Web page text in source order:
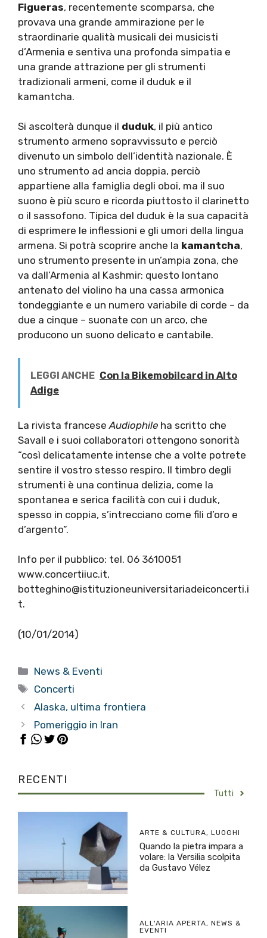
Figueras, recentemente scomparsa, che
provava una grande ammirazione per le
straordinarie qualità musicali dei musicisti
d’Armenia e sentiva una profonda simpatia e
una grande attrazione per gli strumenti
tradizionali armeni, come il duduk e il
kamantcha.
Si ascolterà dunque il duduk, il più antico
strumento armeno sopravvissuto e perciò
divenuto un simbolo dell’identità nazionale. È
uno strumento ad ancia doppia, perciò
appartiene alla famiglia degli oboi, ma il suo
suono è più scuro e ricorda piuttosto il clarinetto
o il sassofono. Tipica del duduk è la sua capacità
di esprimere le inflessioni e gli umori della lingua
armena. Si potrà scoprire anche la kamantcha,
uno strumento presente in un’ampia zona, che
va dall’Armenia al Kashmir: questo lontano
antenato del violino ha una cassa armonica
tondeggiante e un numero variabile di corde – da
due a cinque – suonate con un arco, che
producono un suono delicato e cantabile.
LEGGI ANCHE Con la Bikemobilcard in Alto
Adige
La rivista francese Audiophile ha scritto che
Savall e i suoi collaboratori ottengono sonorità
“così delicatamente intense che a volte potrete
sentire il vostro stesso respiro. Il timbro degli
strumenti è una continua delizia, come la
spontanea e serica facilità con cui i duduk,
spesso in coppia, s’intrecciano come fili d’oro e
d’argento”.
Info per il pubblico: tel. 06 3610051
www.concertiiuc.it,
botteghino@istituzioneuniversitariadeiconcerti.i
t.
(10/01/2014)
Categorie
News & Eventi
Tag
Concerti
Alaska, ultima frontiera
Pomeriggio in Iran
RECENTI
Tutti
ARTE & CULTURA, LUOGHI
Quando la pietra impara a
volare: la Versilia scolpita
da Gustavo Vélez
ALL'ARIA APERTA, NEWS &
EVENTI